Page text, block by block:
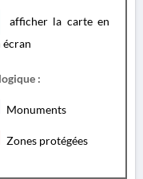
afficher la carte en
écran
:
Monuments
Zones protégées